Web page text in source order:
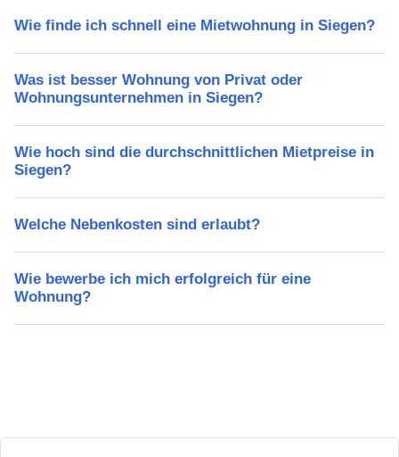
Wie finde ich schnell eine Mietwohnung in Siegen?
Was ist besser Wohnung von Privat oder
Wohnungsunternehmen in Siegen?
Wie hoch sind die durchschnittlichen Mietpreise in
Siegen?
Welche Nebenkosten sind erlaubt?
Wie bewerbe ich mich erfolgreich für eine
Wohnung?